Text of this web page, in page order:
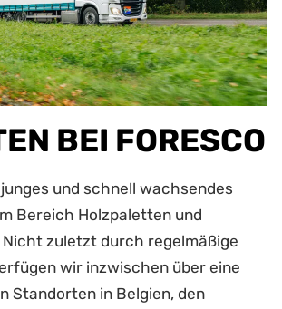
BEI FORESCO
und schnell wachsendes
Bereich Holzpaletten und
Nicht zuletzt durch regelmäßige
wir inzwischen über eine
Standorten in Belgien, den